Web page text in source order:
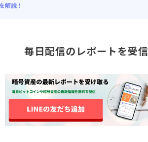
解説！
毎日配信のレポートを受信